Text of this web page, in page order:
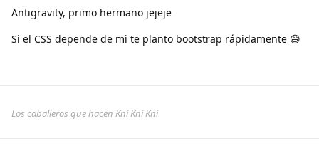
Antigravity, primo hermano jejeje
Si el CSS depende de mi te planto bootstrap rápidamente 😅
Los caballeros que hacen Kni Kni Kni